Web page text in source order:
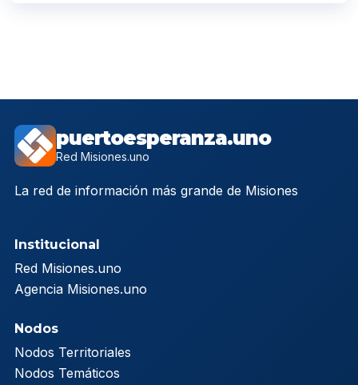
puertoesperanza.uno
Red Misiones.uno
La red de información más grande de Misiones
Institucional
Red Misiones.uno
Agencia Misiones.uno
Nodos
Nodos Territoriales
Nodos Temáticos